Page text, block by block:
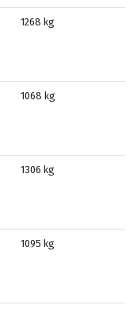
1268 kg
1068 kg
1306 kg
1095 kg